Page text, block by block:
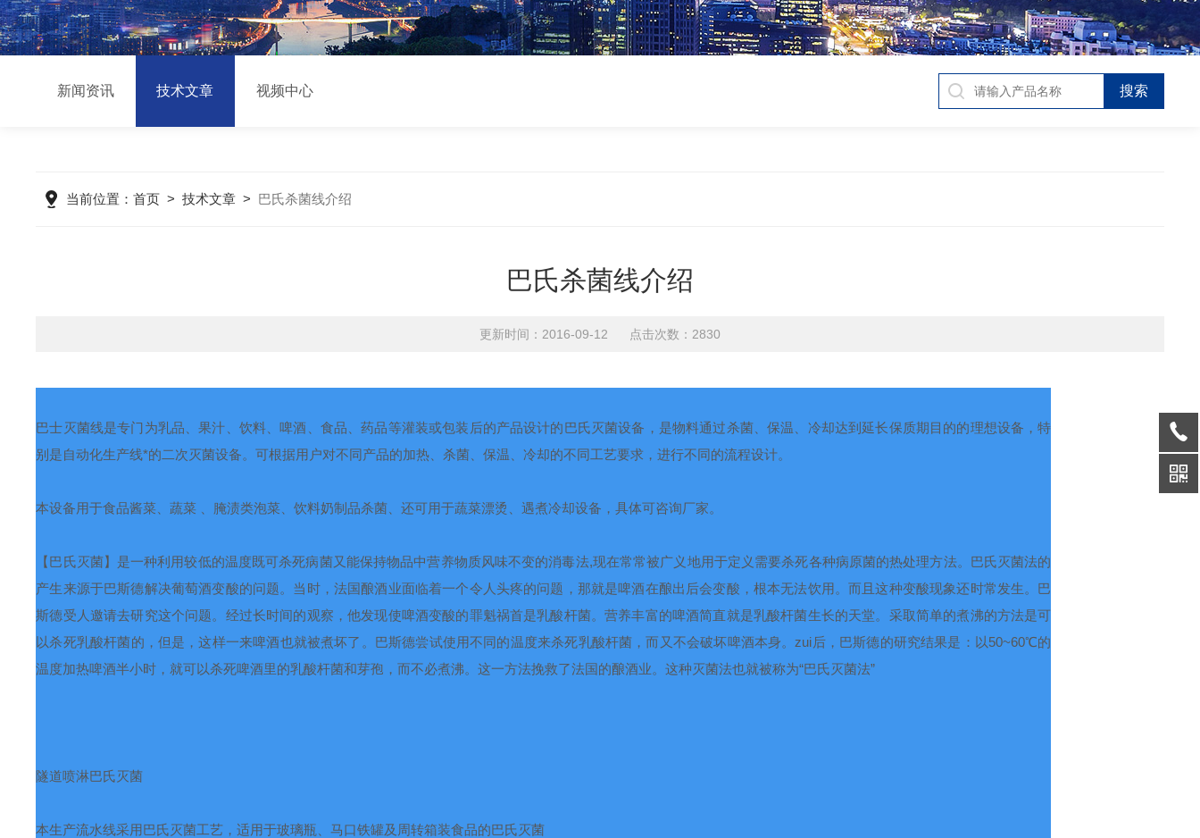
新闻资讯 技术文章 视频中心
当前位置：首页 >技术文章 > 巴氏杀菌线介绍
巴氏杀菌线介绍
更新时间：2016-09-12 点击次数：2830
巴士灭菌线是专门为乳品、果汁、饮料、啤酒、食品、药品等灌装或包装后的产品设计的巴氏灭菌设备，是物料通过杀菌、保温、冷却达到延长保质期目的的理想设备，特
别是自动化生产线*的二次灭菌设备。可根据用户对不同产品的加热、杀菌、保温、冷却的不同工艺要求，进行不同的流程设计。
本设备用于食品酱菜、蔬菜 、腌渍类泡菜、饮料奶制品杀菌、还可用于蔬菜漂烫、遇煮冷却设备，具体可咨询厂家。
【巴氏灭菌】是一种利用较低的温度既可杀死病菌又能保持物品中营养物质风味不变的消毒法,现在常常被广义地用于定义需要杀死各种病原菌的热处理方法。巴氏灭菌法的
产生来源于巴斯德解决葡萄酒变酸的问题。当时，法国酿酒业面临着一个令人头疼的问题，那就是啤酒在酿出后会变酸，根本无法饮用。而且这种变酸现象还时常发生。巴
斯德受人邀请去研究这个问题。经过长时间的观察，他发现使啤酒变酸的罪魁祸首是乳酸杆菌。营养丰富的啤酒简直就是乳酸杆菌生长的天堂。采取简单的煮沸的方法是可
以杀死乳酸杆菌的，但是，这样一来啤酒也就被煮坏了。巴斯德尝试使用不同的温度来杀死乳酸杆菌，而又不会破坏啤酒本身。zui后，巴斯德的研究结果是：以50~60℃的
温度加热啤酒半小时，就可以杀死啤酒里的乳酸杆菌和芽孢，而不必煮沸。这一方法挽救了法国的酿酒业。这种灭菌法也就被称为“巴氏灭菌法”
隧道喷淋巴氏灭菌
本生产流水线采用巴氏灭菌工艺，适用于玻璃瓶、马口铁罐及周转箱装食品的巴氏灭菌